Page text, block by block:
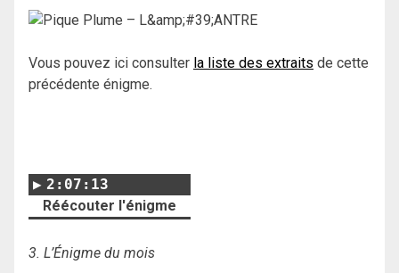
Vous pouvez ici consulter la liste des extraits de cette
précédente énigme.
2:07:13
Réécouter l'énigme
3. L’Énigme du mois